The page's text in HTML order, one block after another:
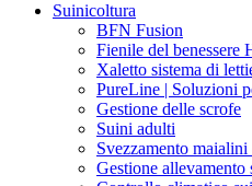
Suinicoltura
BFN Fusion
Fienile del benessere
Xaletto sistema di
PureLine | Soluzioni
Gestione delle scrofe
Suini adulti
Svezzamento maialini
Gestione allevamento